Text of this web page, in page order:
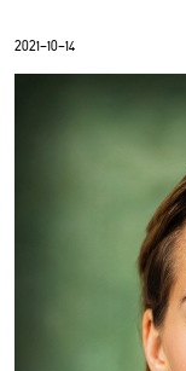
2021-10-14